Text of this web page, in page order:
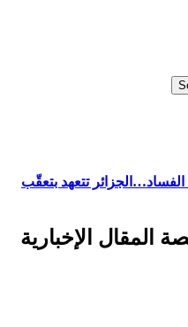
الفساد…الجزائر تتعهد بتعقّب
الإخبارية